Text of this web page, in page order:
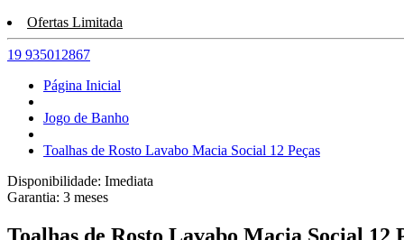
Ofertas Limitada
19 935012867
Página Inicial
Jogo de Banho
Toalhas de Rosto Lavabo Macia Social 12 Peças
Disponibilidade: Imediata
Garantia: 3 meses